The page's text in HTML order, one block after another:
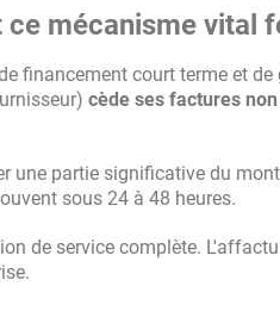
mécanisme vital
financement court terme et
cède ses factures
une partie significative du
sous 24 à 48 heures.
de service complète.